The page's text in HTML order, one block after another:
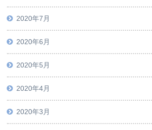
2020年7月
2020年6月
2020年5月
2020年4月
2020年3月